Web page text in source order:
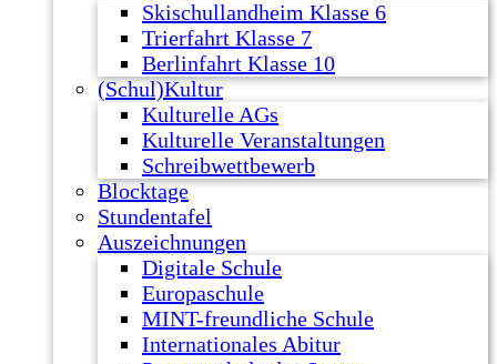
Skischullandheim Klasse 6
Trierfahrt Klasse 7
Berlinfahrt Klasse 10
(Schul)Kultur
Kulturelle AGs
Kulturelle Veranstaltungen
Schreibwettbewerb
Blocktage
Stundentafel
Auszeichnungen
Digitale Schule
Europaschule
MINT-freundliche Schule
Internationales Abitur